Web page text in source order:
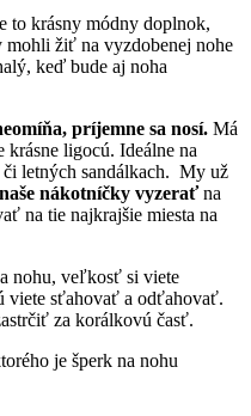
to krásny módny doplnok,
mohli žiť na vyzdobenej nohe
keď bude aj noha
príjemne sa nosí. Má
krásne ligocú. Ideálne na
letných sandálkach. My už
nákotníčky vyzeraťna
na tie najkrajšie miesta na
nohu, veľkosť si viete
viete sťahovať a odťahovať.
za korálkovú časť.
je šperk na nohu